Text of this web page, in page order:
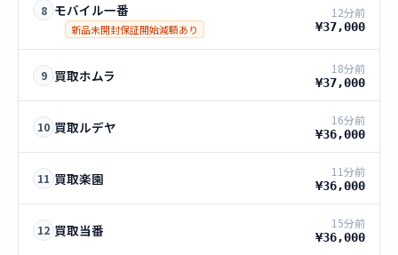
8 モバイル一番
新品未開封保証開始減額あり
12分前
¥37,000
9 買取ホムラ 18分前
¥37,000
10 買取ルデヤ 16分前
¥36,000
11 買取楽園 11分前
¥36,000
12 買取当番 15分前
¥36,000